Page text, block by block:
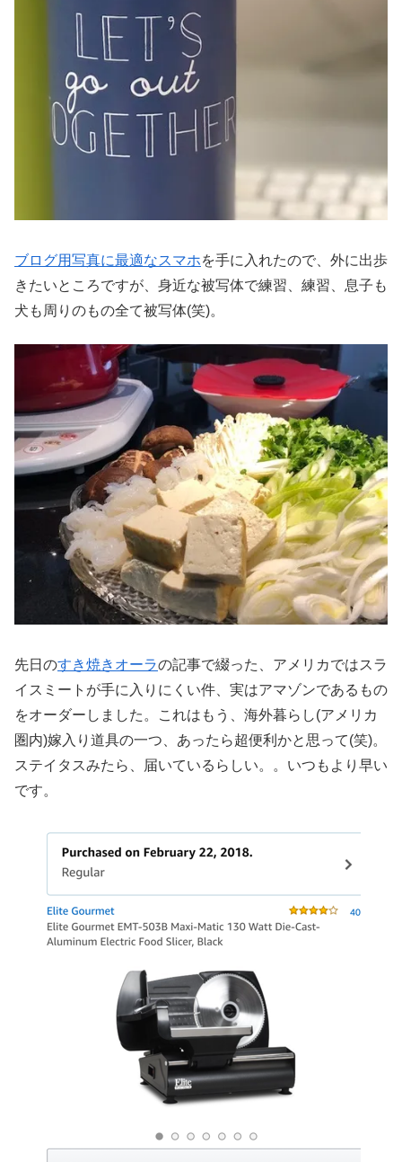
ブログ用写真に最適なスマホを手に入れたので、外に出歩
きたいところですが、身近な被写体で練習、練習、息子も
犬も周りのもの全て被写体(笑)。
先日のすき焼きオーラの記事で綴った、アメリカではスラ
イスミートが手に入りにくい件、実はアマゾンであるもの
をオーダーしました。これはもう、海外暮らし(アメリカ
圏内)嫁入り道具の一つ、あったら超便利かと思って(笑)。
ステイタスみたら、届いているらしい。。いつもより早い
です。